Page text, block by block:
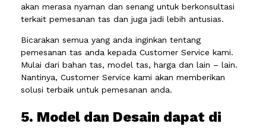
akan merasa nyaman dan senang untuk berkonsultasi
terkait pemesanan tas dan juga jadi lebih antusias.
Bicarakan semua yang anda inginkan tentang
pemesanan tas anda kepada Customer Service kami.
Mulai dari bahan tas, model tas, harga dan lain – lain.
Nantinya, Customer Service kami akan memberikan
solusi terbaik untuk pemesanan anda.
5. Model dan Desain dapat di